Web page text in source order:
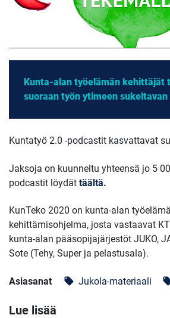
Kunta-alan työelämän kehittäjät
suoraan työn ytimeen
Kuntatyö 2.0 -podcastit kasvattavat
Jaksoja on kuunneltu yhteensä jo 5
podcastit löydät täältä.
KunTeko 2020 on kunta-alan
kehittämisohjelma, josta vastaavat
kunta-alan pääsopijajärjestöt JUKO,
Sote (Tehy, Super ja pelastusala).
Asiasanat local_offer Jukola-materiaali
Lue lisää